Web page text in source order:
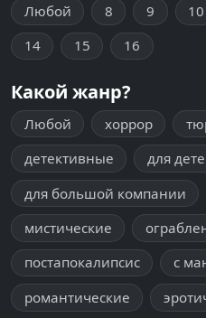
Любой 8 9 10
14
15 16
Какой жанр?
Любой хоррор
детективные
для
для большой компании
мистические
постапокалипсис
с
романтические